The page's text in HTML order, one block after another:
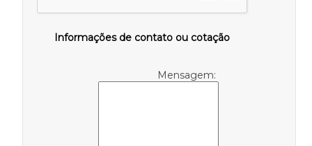
Informações de contato ou cotação
Mensagem: